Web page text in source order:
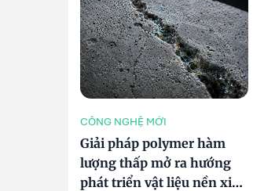
CÔNG NGHỆ MỚI
Giải pháp polymer hàm
lượng thấp mở ra hướng
phát triển vật liệu nền xi